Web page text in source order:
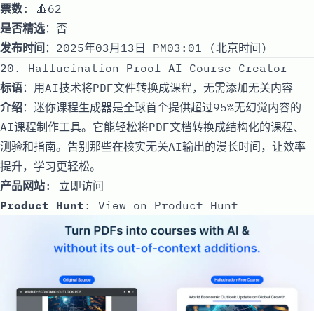
票数: 🔺62
是否精选：否
发布时间 ：2025年03月13日 PM03:01 (北京时间)
20. Hallucination-Proof AI Course Creator
标语：用AI技术将PDF文件转换成课程，无需添加无关内容
介绍：迷你课程生成器是全球首个提供超过95%无幻觉内容的
AI课程制作工具。它能轻松将PDF文档转换成结构化的课程、
测验和指南。告别那些在核实无关AI输出的漫长时间，让效率
提升，学习更轻松。
产品网站: 立即访问
Product Hunt : View on Product Hunt